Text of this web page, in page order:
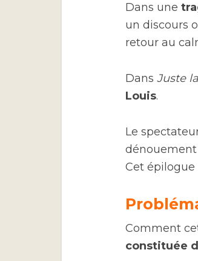
Dans une
un discours
retour au
Dans Juste
Louis.
Le
dénouement
Cet
Comment
constituée